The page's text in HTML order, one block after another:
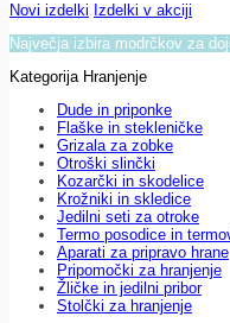
Novi izdelki Izdelki v akciji
Največja izbira modrčkov za
Kategorija Hranjenje
Dude in priponke
Flaške in stekleničke
Grizala za zobke
Otroški slinčki
Kozarčki in skodelice
Krožniki in skledice
Jedilni seti za otroke
Termo posodice in
Aparati za pripravo hrane
Pripomočki za hranjenje
Žličke in jedilni pribor
Stolčki za hranjenje